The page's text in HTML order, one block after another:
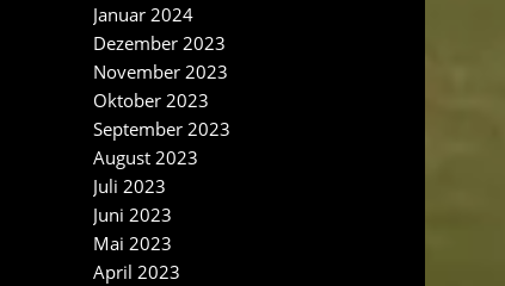
Januar 2024
Dezember 2023
November 2023
Oktober 2023
September 2023
August 2023
Juli 2023
Juni 2023
Mai 2023
April 2023